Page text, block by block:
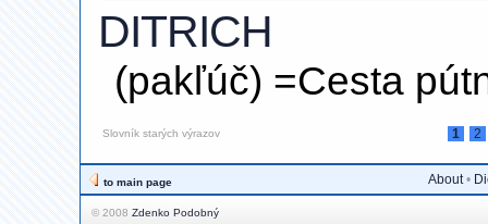
DITRICH
(pakľúč) =Cesta
Slovník starých výrazov 1 2
to main page About•
© 2008 Zdenko Podobný